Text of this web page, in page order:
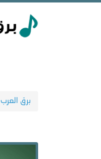
برق العرب